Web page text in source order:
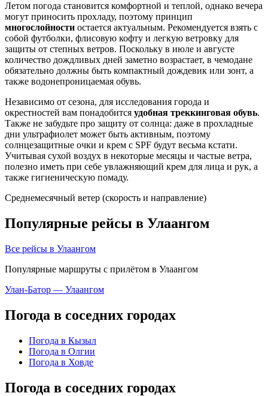
Летом погода становится комфортной и теплой, однако вечера
могут приносить прохладу, поэтому принцип
многослойности остается актуальным. Рекомендуется взять с
собой футболки, флисовую кофту и легкую ветровку для
защиты от степных ветров. Поскольку в июле и августе
количество дождливых дней заметно возрастает, в чемодане
обязательно должны быть компактный дождевик или зонт, а
также водонепроницаемая обувь.
Независимо от сезона, для исследования города и
окрестностей вам понадобится удобная треккинговая обувь.
Также не забудьте про защиту от солнца: даже в прохладные
дни ультрафиолет может быть активным, поэтому
солнцезащитные очки и крем с SPF будут весьма кстати.
Учитывая сухой воздух в некоторые месяцы и частые ветра,
полезно иметь при себе увлажняющий крем для лица и рук, а
также гигиеническую помаду.
Среднемесячный ветер (скорость и направление)
Популярные рейсы в Улаангом
Все рейсы в Улаангом
Популярные маршруты с прилётом в Улаангом
Улан-Батор — Улаангом
Погода в соседних городах
Погода в Кызыл
Погода в Олгии
Погода в Ховде
Погода в соседних городах